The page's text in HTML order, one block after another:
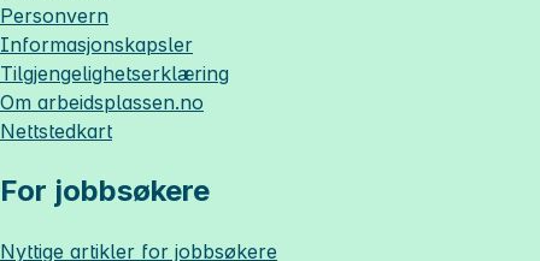
Personvern
Informasjonskapsler
Tilgjengelighetserklæring
Om arbeidsplassen.no
Nettstedkart
For jobbsøkere
Nyttige artikler for jobbsøkere